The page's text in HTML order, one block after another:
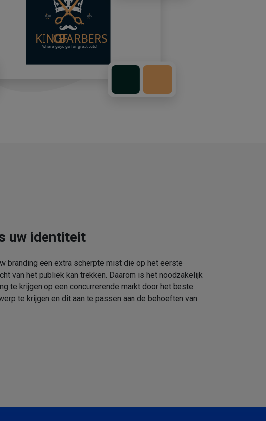
uw identiteit
branding een extra scherpte mist die op het eerste
van het publiek kan trekken. Daarom is het noodzakelijk
te krijgen op een concurrerende markt door het beste
te krijgen en dit aan te passen aan de behoeften van